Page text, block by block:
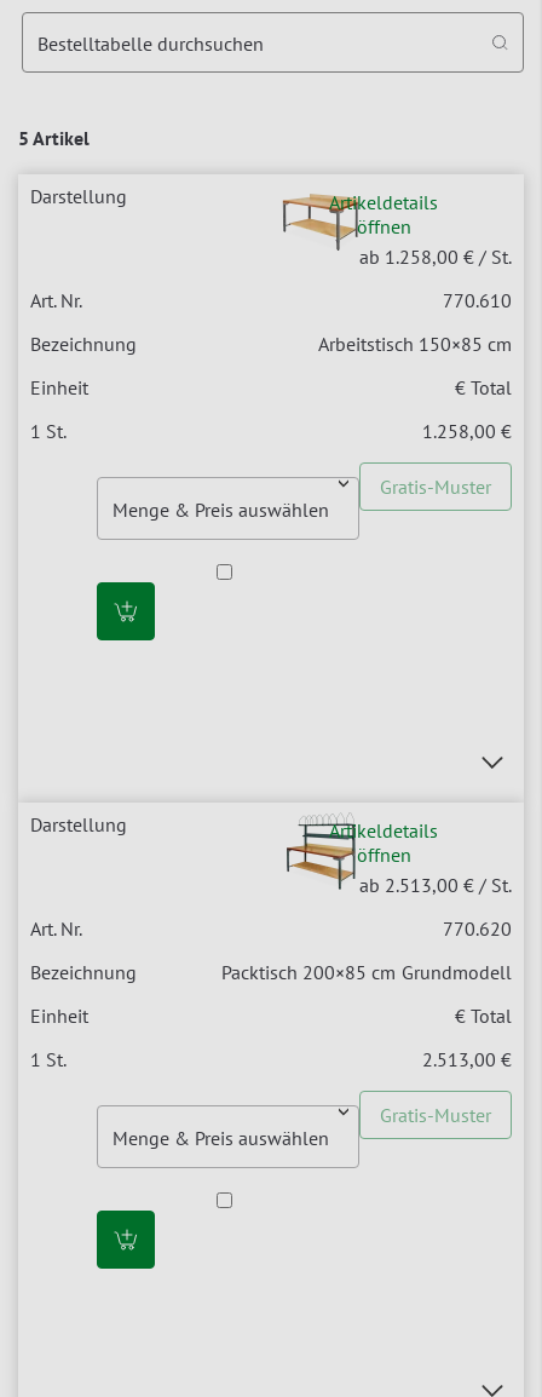
5 Artikel
Bestelltabelle durchsuchen
Artikeldetails
öffnen
ab 1.258,00 € / St.
770.610
Arbeitstisch 150×85 cm
€ Total
1.258,00 €
Gratis-Muster
Artikeldetails
öffnen
ab 2.513,00 € / St.
770.620
Packtisch 200×85 cm Grundmodell
€ Total
2.513,00 €
Gratis-Muster